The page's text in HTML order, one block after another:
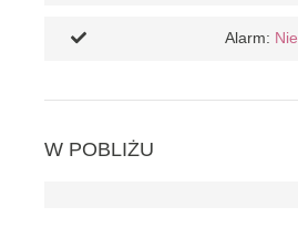
Alarm: Nie
W POBLIŻU